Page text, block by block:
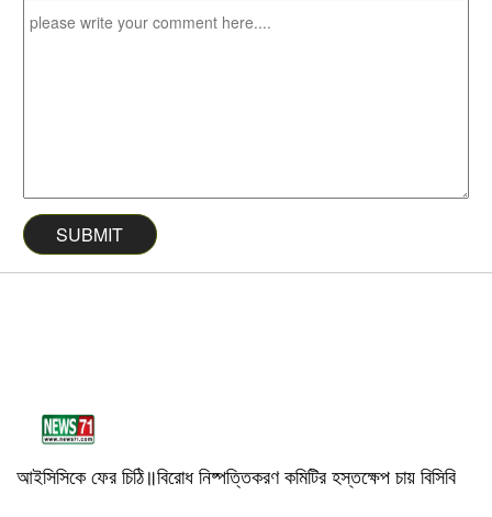
আইসিসিকে ফের চিঠি॥বিরোধ নিষ্পত্তিকরণ কমিটির হস্তক্ষেপ চায় বিসিবি